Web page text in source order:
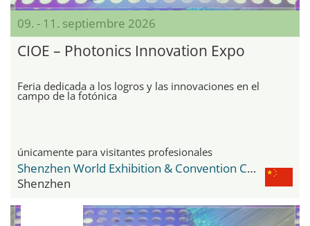
09. - 11. septiembre 2026
CIOE – Photonics Innovation Expo
Feria dedicada a los logros y las innovaciones en el
campo de la fotónica
únicamente para visitantes profesionales
Shenzhen World Exhibition & Convention Center
Shenzhen